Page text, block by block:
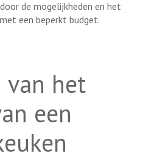
de mogelijkheden en het
een beperkt budget.
van het
een